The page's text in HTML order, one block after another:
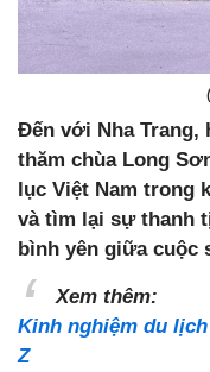
Đến với Nha Trang,
thăm chùa Long
lục Việt Nam trong
và tìm lại sự thanh
bình yên giữa cuộc
Xem thêm:
Kinh nghiệm du
Z